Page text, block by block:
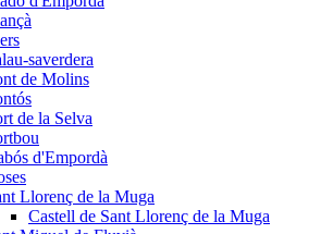
saverdera
de Molins
de la Selva
d'Empordà
Llorenç de la Muga
Castell de Sant Llorenç de la Muga